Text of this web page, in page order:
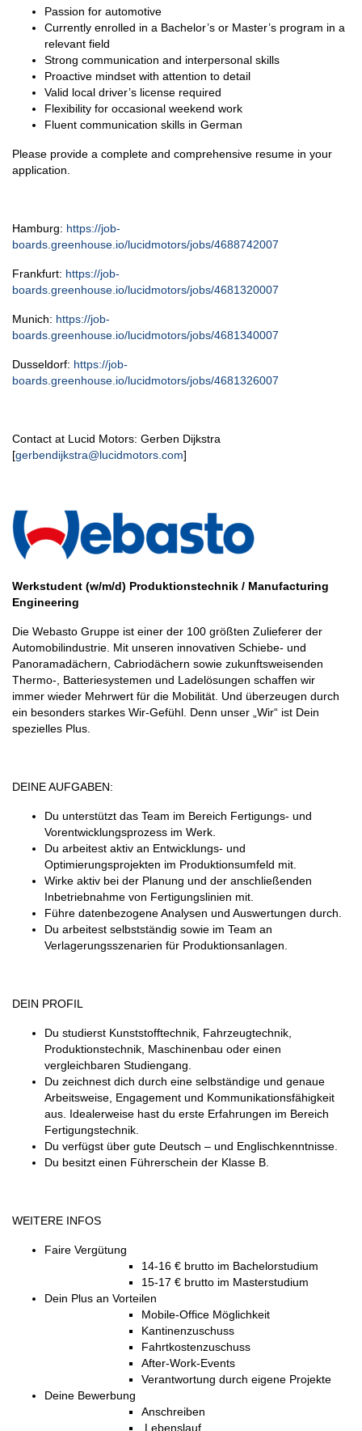
Passion for automotive
Currently enrolled in a Bachelor’s or Master’s program in a
relevant field
Strong communication and interpersonal skills
Proactive mindset with attention to detail
Valid local driver’s license required
Flexibility for occasional weekend work
Fluent communication skills in German
Please provide a complete and comprehensive resume in your
application.
Hamburg: https://job-
boards.greenhouse.io/lucidmotors/jobs/4688742007
Frankfurt: https://job-
boards.greenhouse.io/lucidmotors/jobs/4681320007
Munich: https://job-
boards.greenhouse.io/lucidmotors/jobs/4681340007
Dusseldorf: https://job-
boards.greenhouse.io/lucidmotors/jobs/4681326007
Contact at Lucid Motors: Gerben Dijkstra
[gerbendijkstra@lucidmotors.com]
Werkstudent (w/m/d) Produktionstechnik / Manufacturing
Engineering
Die Webasto Gruppe ist einer der 100 größten Zulieferer der
Automobilindustrie. Mit unseren innovativen Schiebe- und
Panoramadächern, Cabriodächern sowie zukunftsweisenden
Thermo-, Batteriesystemen und Ladelösungen schaffen wir
immer wieder Mehrwert für die Mobilität. Und überzeugen durch
ein besonders starkes Wir-Gefühl. Denn unser „Wir“ ist Dein
spezielles Plus.
DEINE AUFGABEN:
Du unterstützt das Team im Bereich Fertigungs- und
Vorentwicklungsprozess im Werk.
Du arbeitest aktiv an Entwicklungs- und
Optimierungsprojekten im Produktionsumfeld mit.
Wirke aktiv bei der Planung und der anschließenden
Inbetriebnahme von Fertigungslinien mit.
Führe datenbezogene Analysen und Auswertungen durch.
Du arbeitest selbstständig sowie im Team an
Verlagerungsszenarien für Produktionsanlagen.
DEIN PROFIL
Du studierst Kunststofftechnik, Fahrzeugtechnik,
Produktionstechnik, Maschinenbau oder einen
vergleichbaren Studiengang.
Du zeichnest dich durch eine selbständige und genaue
Arbeitsweise, Engagement und Kommunikationsfähigkeit
aus. Idealerweise hast du erste Erfahrungen im Bereich
Fertigungstechnik.
Du verfügst über gute Deutsch – und Englischkenntnisse.
Du besitzt einen Führerschein der Klasse B.
WEITERE INFOS
Faire Vergütung
14-16 € brutto im Bachelorstudium
15-17 € brutto im Masterstudium
Dein Plus an Vorteilen
Mobile-Office Möglichkeit
Kantinenzuschuss
Fahrtkostenzuschuss
After-Work-Events
Verantwortung durch eigene Projekte
Deine Bewerbung
Anschreiben
Lebenslauf